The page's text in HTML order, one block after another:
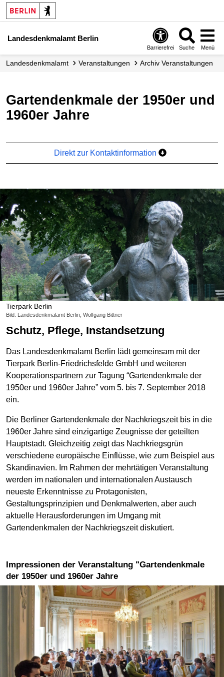
Landesdenkmalamt Berlin
Barrierefrei Suche Menü
Landesdenkmalamt Veranstaltungen Archiv Veranstaltungen
Gartendenkmale der 1950er und
1960er Jahre
Direkt zur Kontaktinformation
Tierpark Berlin
Bild: Landesdenkmalamt Berlin, Wolfgang Bittner
Schutz, Pflege, Instandsetzung
Das Landesdenkmalamt Berlin lädt gemeinsam mit der
Tierpark Berlin-Friedrichsfelde GmbH und weiteren
Kooperationspartnern zur Tagung “Gartendenkmale der
1950er und 1960er Jahre” vom 5. bis 7. September 2018
ein.
Die Berliner Gartendenkmale der Nachkriegszeit bis in die
1960er Jahre sind einzigartige Zeugnisse der geteilten
Hauptstadt. Gleichzeitig zeigt das Nachkriegsgrün
verschiedene europäische Einflüsse, wie zum Beispiel aus
Skandinavien. Im Rahmen der mehrtätigen Veranstaltung
werden im nationalen und internationalen Austausch
neueste Erkenntnisse zu Protagonisten,
Gestaltungsprinzipien und Denkmalwerten, aber auch
aktuelle Herausforderungen im Umgang mit
Gartendenkmalen der Nachkriegszeit diskutiert.
Impressionen der Veranstaltung "Gartendenkmale
der 1950er und 1960er Jahre